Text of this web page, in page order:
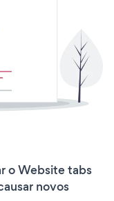
o Website tabs
novos